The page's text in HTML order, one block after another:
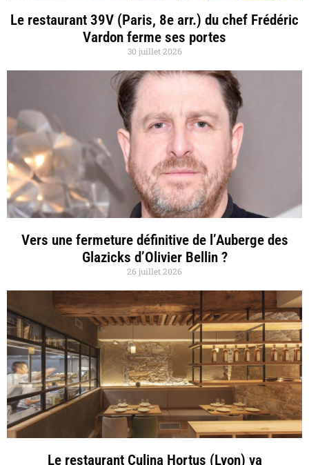
Le restaurant 39V (Paris, 8e arr.) du chef Frédéric
Vardon ferme ses portes
30 juillet 2026
Vers une fermeture définitive de l’Auberge des
Glazicks d’Olivier Bellin ?
26 juillet 2026
Le restaurant Culina Hortus (Lyon) va